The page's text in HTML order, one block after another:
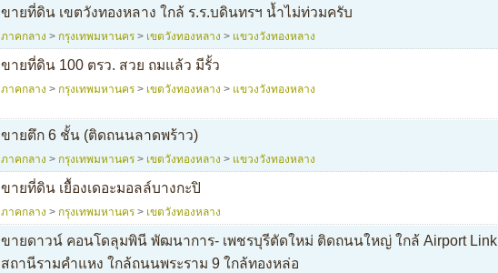
ขายที่ดิน เขตวังทองหลาง ใกล้ ร.ร.บดินทรฯ น้ำไม่ท่วมครับ
ภาคกลาง > กรุงเทพมหานคร > เขตวังทองหลาง > แขวงวังทองหลาง
ขายที่ดิน 100 ตรว. สวย ถมแล้ว มีรั้ว
ภาคกลาง > กรุงเทพมหานคร > เขตวังทองหลาง > แขวงวังทองหลาง
ขายตึก 6 ชั้น (ติดถนนลาดพร้าว)
ภาคกลาง > กรุงเทพมหานคร > เขตวังทองหลาง > แขวงวังทองหลาง
ขายที่ดิน เยื้องเดอะมอลล์บางกะปิ
ภาคกลาง > กรุงเทพมหานคร > เขตวังทองหลาง
ขายดาวน์ คอนโดลุมพินี พัฒนาการ- เพชรบุรีตัดใหม่ ติดถนนใหญ่ ใกล้ Airport Link
สถานีรามคำแหง ใกล้ถนนพระราม 9 ใกล้ทองหล่อ